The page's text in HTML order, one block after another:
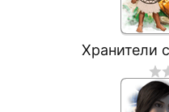
Хранители